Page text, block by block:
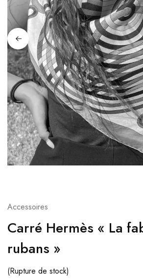
Accessoires
Carré Hermès « La
rubans »
(Rupture de stock)